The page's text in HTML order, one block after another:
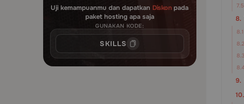
Uji kemampuanmu dan dapatkan Diskon pada
paket hosting apa saja
GUNAKAN KODE:
SKILLS